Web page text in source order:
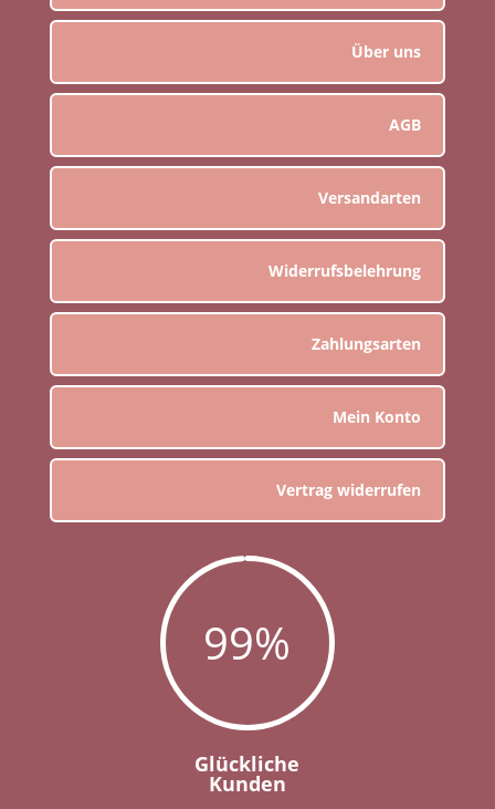
Über uns
AGB
Versandarten
Widerrufsbelehrung
Zahlungsarten
Mein Konto
Vertrag widerrufen
99%
Glückliche
Kunden